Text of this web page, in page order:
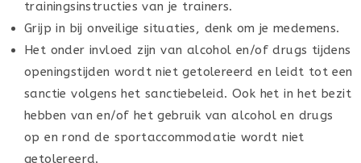
trainingsinstructies van je trainers.
Grijp in bij onveilige situaties, denk om je medemens.
Het onder invloed zijn van alcohol en/of drugs tijdens
openingstijden wordt niet getolereerd en leidt tot een
sanctie volgens het sanctiebeleid. Ook het in het bezit
hebben van en/of het gebruik van alcohol en drugs
op en rond de sportaccommodatie wordt niet
getolereerd.